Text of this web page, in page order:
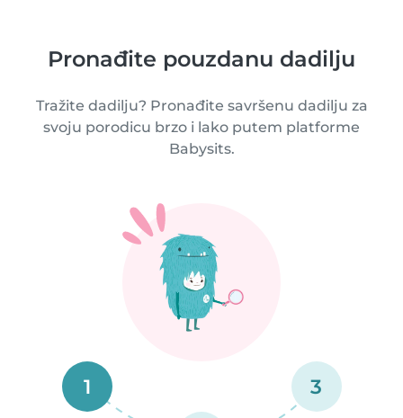
Pronađite pouzdanu dadilju
Tražite dadilju? Pronađite savršenu dadilju za
svoju porodicu brzo i lako putem platforme
Babysits.
1 3